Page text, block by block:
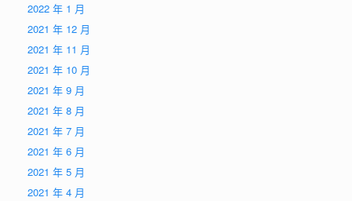
2022 年 1 月
2021 年 12 月
2021 年 11 月
2021 年 10 月
2021 年 9 月
2021 年 8 月
2021 年 7 月
2021 年 6 月
2021 年 5 月
2021 年 4 月